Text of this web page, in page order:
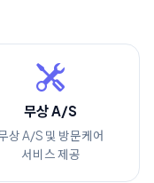
무상 A/S
상 A/S 및 방문케어
서비스 제공